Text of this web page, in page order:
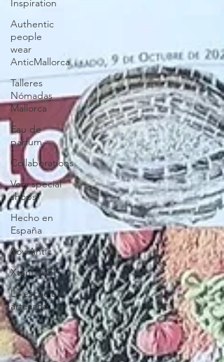
Inspiration
Authentic
people
wear
AnticMallorca
Talleres
Nómadas
Mallorca
Eau de
parfum
Collaborations
Very special
shops
Hecho en
España
Soy Antic
Xtant 2021
La escuela
artesana